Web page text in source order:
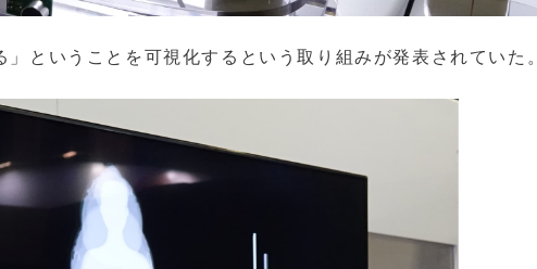
ということを可視化するという取り組みが発表されていた。